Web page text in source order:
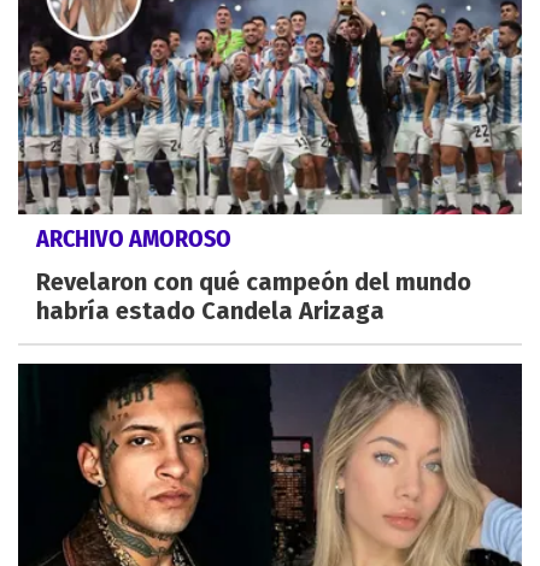
ARCHIVO AMOROSO
Revelaron con qué campeón del mundo
habría estado Candela Arizaga